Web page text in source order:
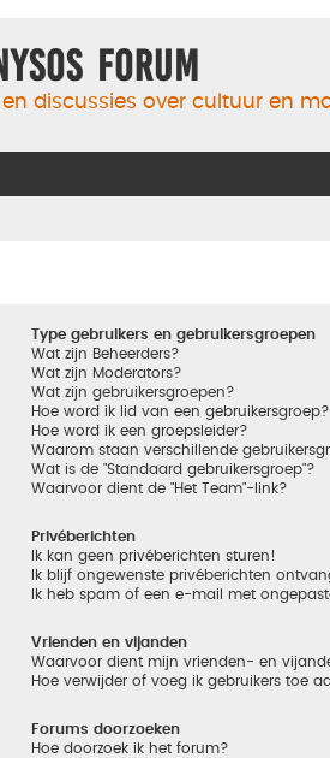
Forum
discussies over cultuur en
Type gebruikers en gebruikersgroepen
Wat zijn Beheerders?
Wat zijn Moderators?
Wat zijn gebruikersgroepen?
Hoe word ik lid van een gebruikersgroep?
Hoe word ik een groepsleider?
Waarom staan verschillende
Wat is de "Standaard gebruikersgroep"?
Waarvoor dient de "Het Team"-link?
Privéberichten
Ik kan geen privéberichten sturen!
Ik blijf ongewenste privéberichten
Ik heb spam of een e-mail met
Vrienden en vijanden
Waarvoor dient mijn vrienden- en
Hoe verwijder of voeg ik gebruikers toe
Forums doorzoeken
Hoe doorzoek ik het forum?